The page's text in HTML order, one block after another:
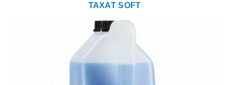
TAXAT SOFT